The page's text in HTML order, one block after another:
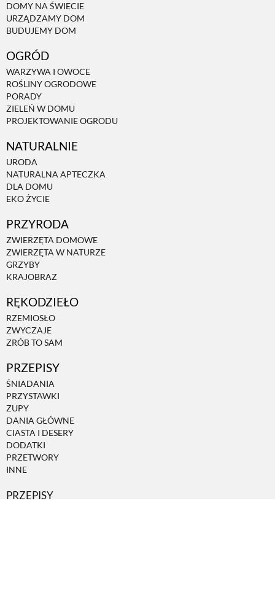
DOMY NA ŚWIECIE
URZĄDZAMY DOM
BUDUJEMY DOM
OGRÓD
WARZYWA I OWOCE
ROŚLINY OGRODOWE
PORADY
ZIELEŃ W DOMU
PROJEKTOWANIE OGRODU
NATURALNIE
URODA
NATURALNA APTECZKA
DLA DOMU
EKO ŻYCIE
PRZYRODA
ZWIERZĘTA DOMOWE
ZWIERZĘTA W NATURZE
GRZYBY
KRAJOBRAZ
RĘKODZIEŁO
RZEMIOSŁO
ZWYCZAJE
ZRÓB TO SAM
PRZEPISY
ŚNIADANIA
PRZYSTAWKI
ZUPY
DANIA GŁÓWNE
CIASTA I DESERY
DODATKI
PRZETWORY
INNE
PRZEPISY